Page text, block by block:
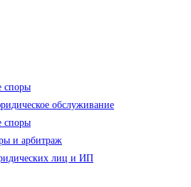
споры
обслуживание
споры
и арбитраж
лиц и ИП